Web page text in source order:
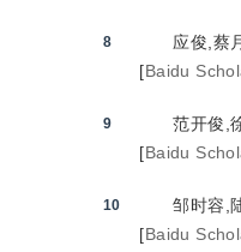
8
应俊,蔡
[Baidu
9
范开俊,
[Baidu
10
邹时容,
[Baidu